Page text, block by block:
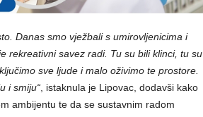
Danas smo vježbali s umirovljenicima i
rekreativni savez radi. Tu su bili klinci, tu su
sve ljude i malo oživimo te prostore.
i smiju“, istaknula je Lipovac, dodavši kako
ambijentu te da se sustavnim radom